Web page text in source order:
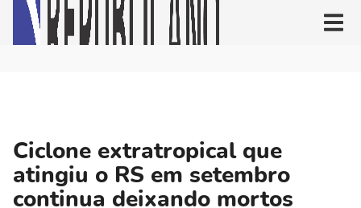
Ciclone extratropical que
atingiu o RS em setembro
continua deixando mortos